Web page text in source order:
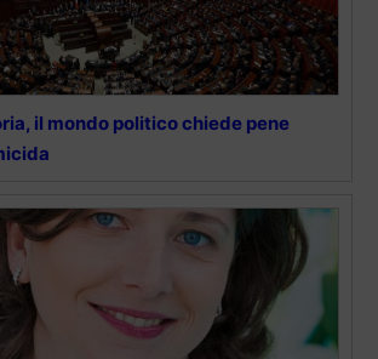
il mondo politico chiede pene